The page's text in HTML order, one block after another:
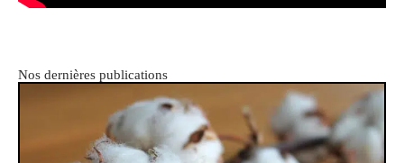
Nos dernières publications